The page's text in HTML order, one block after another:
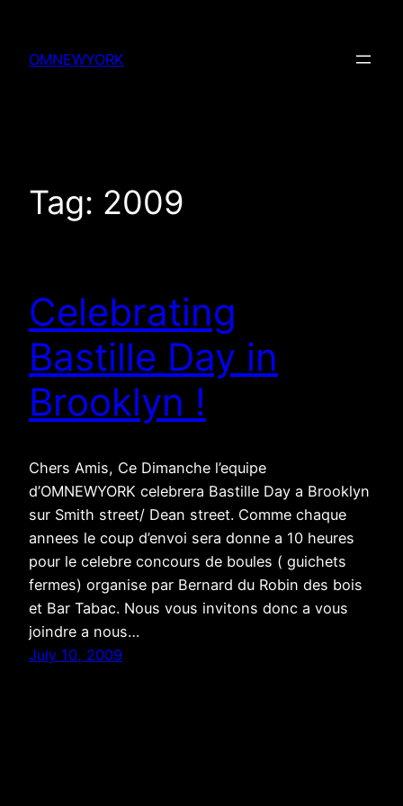
content
OMNEWYORK
Tag: 2009
Celebrating
Bastille Day in
Brooklyn !
Chers Amis, Ce Dimanche l’equipe
d’OMNEWYORK celebrera Bastille Day a Brooklyn
sur Smith street/ Dean street. Comme chaque
annees le coup d’envoi sera donne a 10 heures
pour le celebre concours de boules ( guichets
fermes) organise par Bernard du Robin des bois
et Bar Tabac. Nous vous invitons donc a vous
joindre a nous…
July 10, 2009